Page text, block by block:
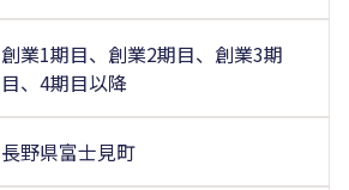
創業1期目、創業2期目、創業3期
目、4期目以降
長野県富士見町